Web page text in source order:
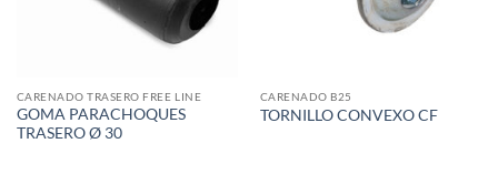
CARENADO TRASERO FREE LINE
GOMA PARACHOQUES
TRASERO Ø 30
CARENADO B25
TORNILLO CONVEXO CF